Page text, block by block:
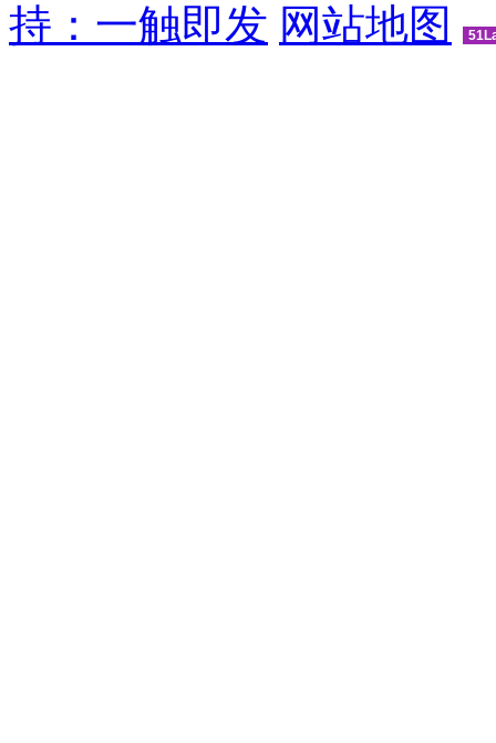
持：一触即发 网站地图